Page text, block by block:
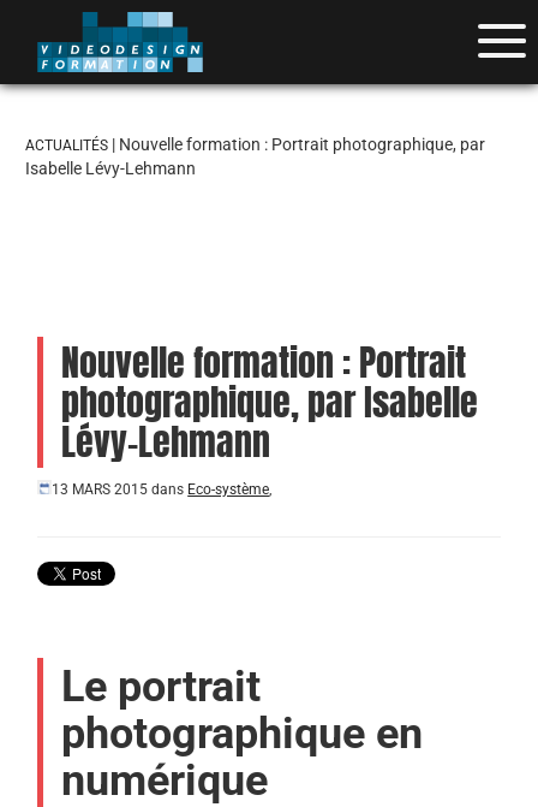
ACTUALITÉS | Nouvelle formation : Portrait photographique, par
Isabelle Lévy-Lehmann
Nouvelle formation : Portrait
photographique, par Isabelle
Lévy-Lehmann
13 MARS 2015 dans Eco-système,
Le portrait
photographique en
numérique